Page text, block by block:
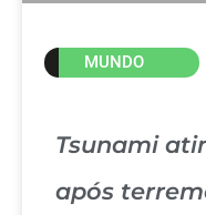
MUNDO
Tsunami
após